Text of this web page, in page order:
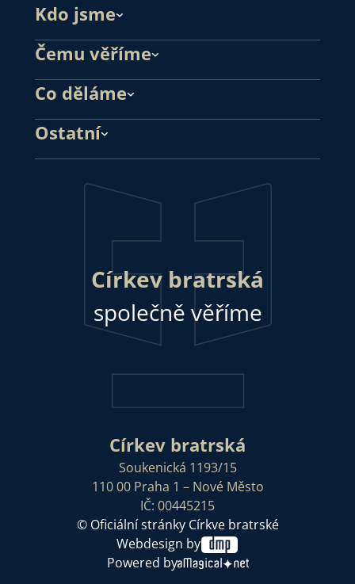
Kdo jsme
Čemu věříme
Co děláme
Ostatní
Církev bratrská
společně věříme
Církev bratrská
Soukenická 1193/15
110 00 Praha 1 – Nové Město
IČ: 00445215
© Oficiální stránky Církve bratrské
Webdesign by
Powered by